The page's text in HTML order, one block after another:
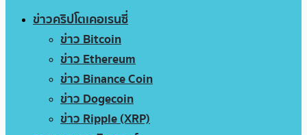
ข่าวคริปโตเคอเรนซี่
ข่าว Bitcoin
ข่าว Ethereum
ข่าว Binance Coin
ข่าว Dogecoin
ข่าว Ripple (XRP)